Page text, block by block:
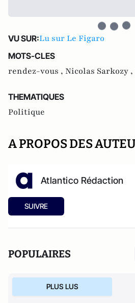
VU SUR:Lu sur Le Figaro
MOTS-CLES
rendez-vous , Nicolas Sarkozy ,
THEMATIQUES
Politique
A PROPOS DES
Atlantico Rédaction
SUIVRE
POPULAIRES
PLUS LUS